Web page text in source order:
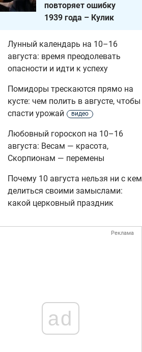
повторяет ошибку
1939 года – Кулик
Лунный календарь на 10–16
августа: время преодолевать
опасности и идти к успеху
Помидоры трескаются прямо на
кусте: чем полить в августе, чтобы
спасти урожай
видео
Любовный гороскоп на 10–16
августа: Весам — красота,
Скорпионам — перемены
Почему 10 августа нельзя ни с кем
делиться своими замыслами:
какой церковный праздник
Реклама
ad